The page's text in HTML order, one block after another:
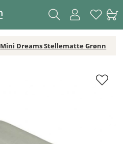
Mini Dreams Stellematte Grønn